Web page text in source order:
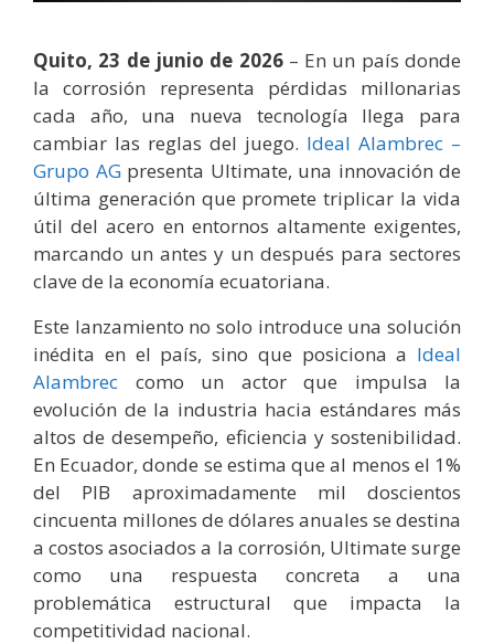
Quito, 23 de junio de 2026– En un país donde
la corrosión representa pérdidas millonarias
cada año, una nueva tecnología llega para
cambiar las reglas del juego. Ideal Alambrec –
Grupo AGpresenta Ultimate, una innovación de
última generación que promete triplicar la vida
útil del acero en entornos altamente exigentes,
marcando un antes y un después para sectores
clave de la economía ecuatoriana.
Este lanzamiento no solo introduce una solución
inédita en el país, sino que posiciona a Ideal
Alambrec como un actor que impulsa la
evolución de la industria hacia estándares más
altos de desempeño, eficiencia y sostenibilidad.
En Ecuador, donde se estima que al menos el 1%
del PIB aproximadamente mil doscientos
cincuenta millones de dólares anuales se destina
a costos asociados a la corrosión, Ultimate surge
como una respuesta concreta a una
problemática estructural que impacta la
competitividad nacional.